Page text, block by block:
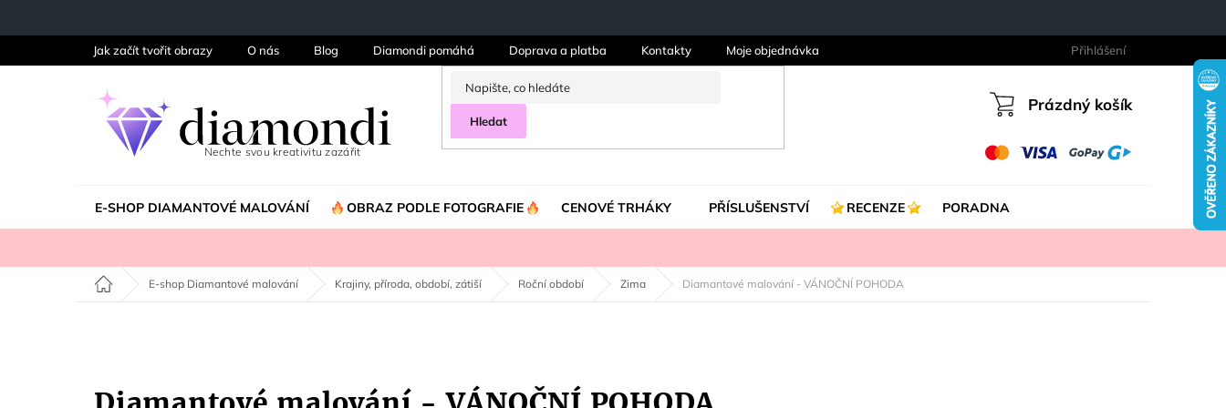
Jak začít tvořit obrazy O nás Blog Diamondi pomáhá Doprava a platba Kontakty Moje objednávka Přihlášení
Hledat
Nákupní
Prázdný košík
E-SHOP DIAMANTOVÉ MALOVÁNÍ OBRAZ PODLE FOTOGRAFIE CENOVÉ TRHÁKY PŘÍSLUŠENSTVÍ RECENZE PORADNA
Domů E-shop Diamantové malování Krajiny, příroda, období, zátiší Roční období Zima Diamantové malování - VÁNOČNÍ POHODA